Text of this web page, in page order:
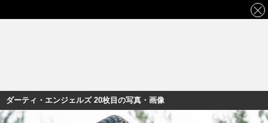
ダーティ・エンジェルズ 20枚目の写真・画像